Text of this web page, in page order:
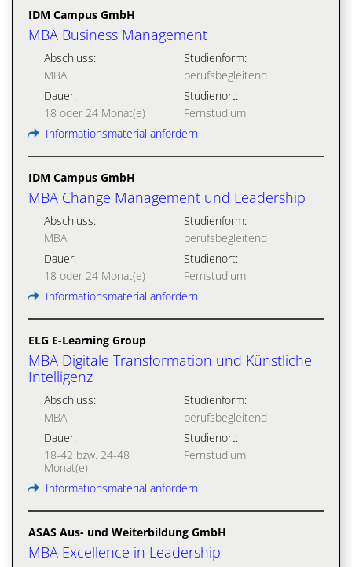
IDM Campus GmbH
MBA Business Management
Abschluss:
MBA
Studienform:
berufsbegleitend
Dauer:
18 oder 24 Monat(e)
Studienort:
Fernstudium
Informationsmaterial anfordern
IDM Campus GmbH
MBA Change Management und Leadership
Abschluss:
MBA
Studienform:
berufsbegleitend
Dauer:
18 oder 24 Monat(e)
Studienort:
Fernstudium
Informationsmaterial anfordern
ELG E-Learning Group
MBA Digitale Transformation und Künstliche
Intelligenz
Abschluss:
MBA
Studienform:
berufsbegleitend
Dauer:
18-42 bzw. 24-48
Monat(e)
Studienort:
Fernstudium
Informationsmaterial anfordern
ASAS Aus- und Weiterbildung GmbH
MBA Excellence in Leadership